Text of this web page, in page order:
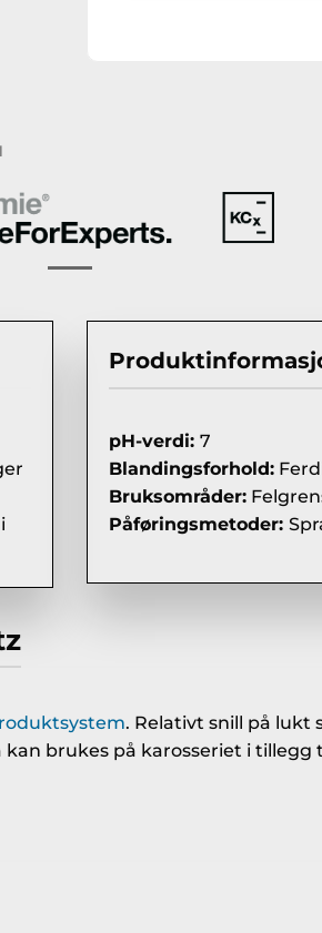
pH-verdi: 7
Blandingsforhold:
Bruksområder:
Påføringsmetoder:
. Relativt snill på
brukes på karosseriet i